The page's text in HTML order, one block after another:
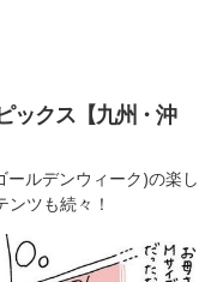
ックス【九州・沖
ールデンウィーク)の楽し
ツも続々！